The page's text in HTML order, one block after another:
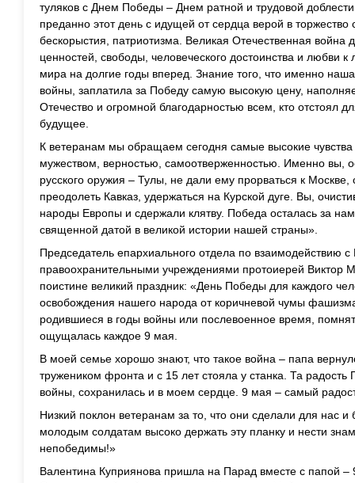
туляков с Днем Победы – Днем ратной и трудовой
преданно этот день с идущей от сердца верой в торжество
бескорыстия, патриотизма. Великая Отечественная
ценностей, свободы, человеческого достоинства и любви
мира на долгие годы вперед. Знание того, что именно
войны, заплатила за Победу самую высокую цену,
Отечество и огромной благодарностью всем, кто отстоял
будущее.
К ветеранам мы обращаем сегодня самые высокие
мужеством, верностью, самоотверженностью. Именно вы,
русского оружия – Тулы, не дали ему прорваться к Москве,
преодолеть Кавказ, удержаться на Курской дуге. Вы,
народы Европы и сдержали клятву. Победа осталась за
священной датой в великой истории нашей страны».
Председатель епархиального отдела по взаимодействию
правоохранительными учреждениями протоиерей Виктор
поистине великий праздник: «День Победы для каждого
освобождения нашего народа от коричневой чумы
родившиеся в годы войны или послевоенное время,
ощущалась каждое 9 мая.
В моей семье хорошо знают, что такое война – папа
тружеником фронта и с 15 лет стояла у станка. Та радость
войны, сохранилась и в моем сердце. 9 мая – самый
Низкий поклон ветеранам за то, что они сделали для нас
молодым солдатам высоко держать эту планку и нести
непобедимы!»
Валентина Куприянова пришла на Парад вместе с папой –